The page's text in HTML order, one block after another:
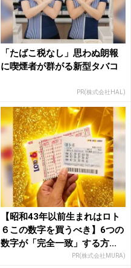
「たばこ税なし」思わぬ朗報
に喫煙者が群がる新型タバコ
PR(株式会社HAL)
【昭和43年以前生まれはロト
６この数字を買うべき】6つの
数字が「完全一致」する方...
PR(株式会社MURA)